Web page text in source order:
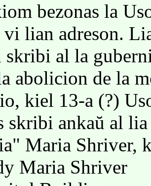
bezonas la
vi lian adreson.
al la
abolicion de la
kiel 13-a (?)
skribi ankaŭ al
Maria Shriver,
Maria Shriver